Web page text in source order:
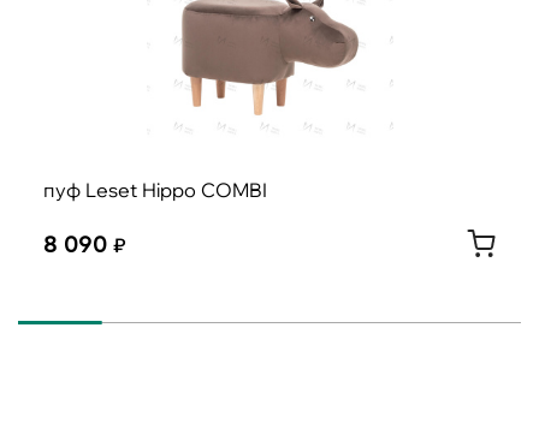
пуф Leset Hippo COMBI
8 090